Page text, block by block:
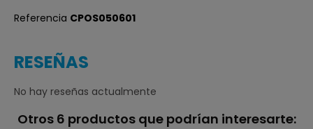
Referencia CPOS050601
RESEÑAS
No hay reseñas actualmente
Otros 6 productos que podrían interesarte: